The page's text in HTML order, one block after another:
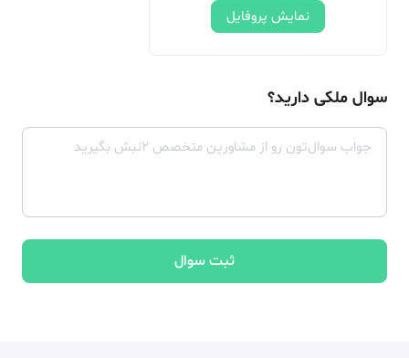
نمایش پروفایل
سوال ملکی دارید؟
ثبت سوال